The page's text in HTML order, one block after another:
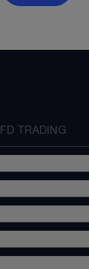
TRADING